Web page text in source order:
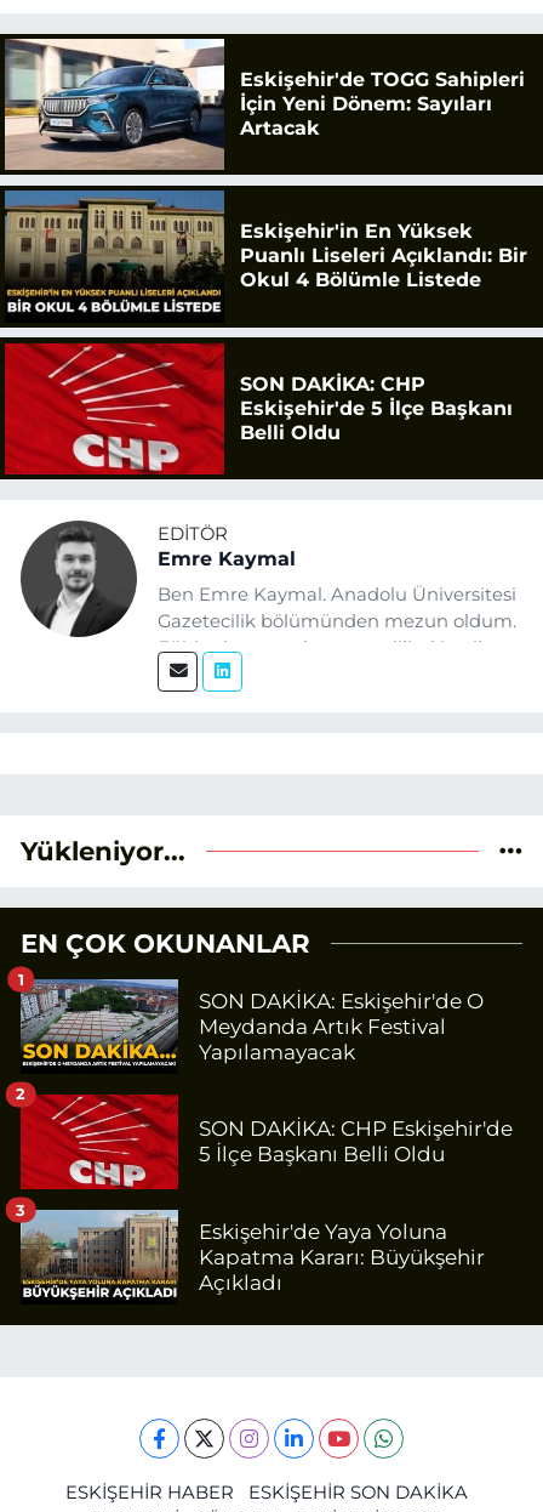
Eskişehir'de TOGG Sahipleri
İçin Yeni Dönem: Sayıları
Artacak
Eskişehir'in En Yüksek
Puanlı Liseleri Açıklandı: Bir
Okul 4 Bölümle Listede
SON DAKİKA: CHP
Eskişehir'de 5 İlçe Başkanı
Belli Oldu
EDITÖR
Emre Kaymal
Ben Emre Kaymal. Anadolu Üniversitesi
Gazetecilik bölümünden mezun oldum.
Eğitim hayatım boyunca dijital içerik
üretimi ve arama motoru
Yükleniyor...
EN ÇOK OKUNANLAR
SON DAKİKA: Eskişehir'de O
Meydanda Artık Festival
Yapılamayacak
1
SON DAKİKA: CHP Eskişehir'de
5 İlçe Başkanı Belli Oldu
2
Eskişehir'de Yaya Yoluna
Kapatma Kararı: Büyükşehir
Açıkladı
3
ESKİŞEHİR HABER
ESKİŞEHİR SON DAKİKA